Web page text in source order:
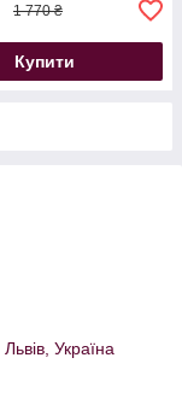
1 770 ₴
Купити
Україна